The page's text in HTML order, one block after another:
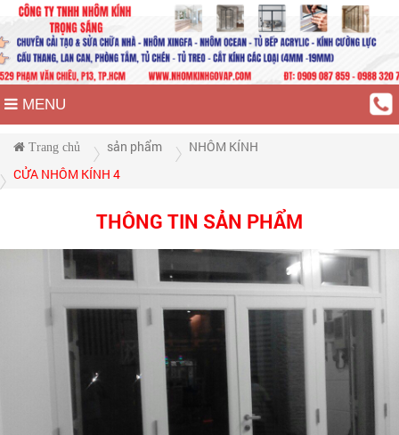
MENU
Trang chủ sản phẩm
NHÔM KÍNH
CỬA NHÔM KÍNH 4
THÔNG TIN SẢN PHẨM